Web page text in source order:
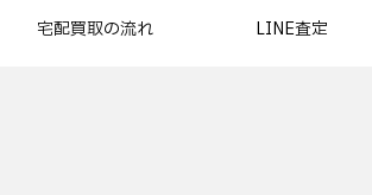
宅配買取の流れ LINE査定